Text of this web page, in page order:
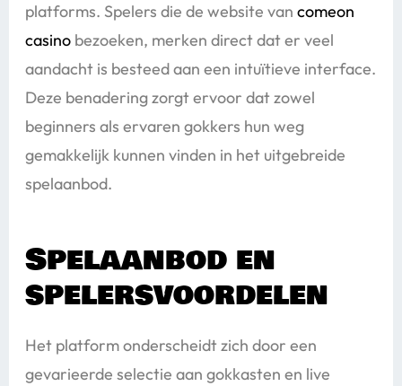
platforms. Spelers die de website van comeon
casinobezoeken, merken direct dat er veel
aandacht is besteed aan een intuïtieve interface.
Deze benadering zorgt ervoor dat zowel
beginners als ervaren gokkers hun weg
gemakkelijk kunnen vinden in het uitgebreide
spelaanbod.
Spelaanbod en
spelersvoordelen
Het platform onderscheidt zich door een
gevarieerde selectie aan gokkasten en live